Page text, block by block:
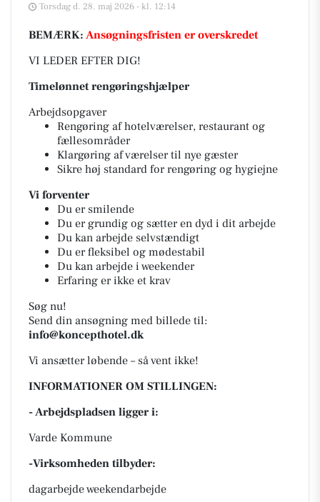
Torsdag d. 28. maj 2026 - kl. 12:14
BEMÆRK: Ansøgningsfristen er overskredet
VI LEDER EFTER DIG!
Timelønnet rengøringshjælper
Arbejdsopgaver
Rengøring af hotelværelser, restaurant og
fællesområder
Klargøring af værelser til nye gæster
Sikre høj standard for rengøring og hygiejne
Vi forventer
Du er smilende
Du er grundig og sætter en dyd i dit arbejde
Du kan arbejde selvstændigt
Du er fleksibel og mødestabil
Du kan arbejde i weekender
Erfaring er ikke et krav
Søg nu!
Send din ansøgning med billede til:
info@koncepthotel.dk
Vi ansætter løbende – så vent ikke!
INFORMATIONER OM STILLINGEN:
- Arbejdspladsen ligger i:
Varde Kommune
-Virksomheden tilbyder:
dagarbejde weekendarbejde